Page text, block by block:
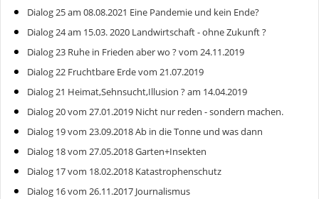
Dialog 25 am 08.08.2021 Eine Pandemie und kein Ende?
Dialog 24 am 15.03. 2020 Landwirtschaft - ohne Zukunft ?
Dialog 23 Ruhe in Frieden aber wo ? vom 24.11.2019
Dialog 22 Fruchtbare Erde vom 21.07.2019
Dialog 21 Heimat,Sehnsucht,Illusion ? am 14.04.2019
Dialog 20 vom 27.01.2019 Nicht nur reden - sondern machen.
Dialog 19 vom 23.09.2018 Ab in die Tonne und was dann
Dialog 18 vom 27.05.2018 Garten+Insekten
Dialog 17 vom 18.02.2018 Katastrophenschutz
Dialog 16 vom 26.11.2017 Journalismus